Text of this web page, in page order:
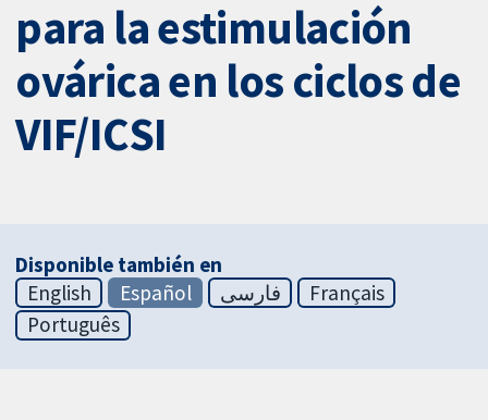
para la estimulación
ovárica en los ciclos de
VIF/ICSI
Disponible también en
English
Español فارسی
Français
Português